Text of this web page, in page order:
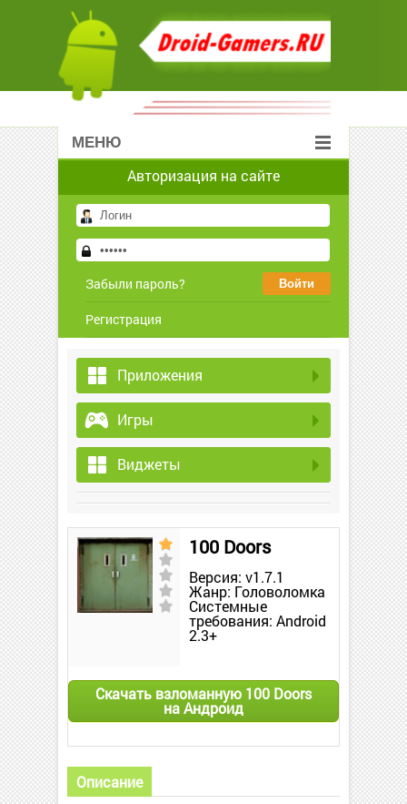
МЕНЮ
Авторизация на сайте
Забыли пароль?
Регистрация
Приложения
Игры
Виджеты
100 Doors
Версия: v1.7.1
Жанр: Головоломка
Системные
требования: Android
2.3+
Скачать взломанную 100 Doors
на Андроид
Описание